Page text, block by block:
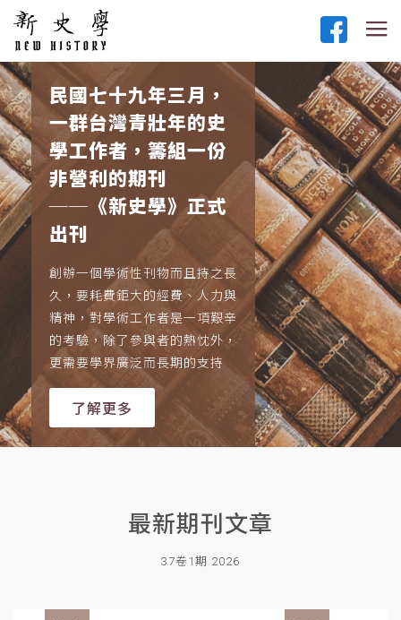
民國七十九年三月，
一群台灣青壯年的史
學工作者，籌組一份
非營利的期刊
──《新史學》正式
出刊
創辦一個學術性刊物而且持之長
久，要耗費鉅大的經費、人力與
精神，對學術工作者是一項艱辛
的考驗，除了參與者的熱忱外，
更需要學界廣泛而長期的支持
了解更多
最新期刊文章
37卷1期 2026